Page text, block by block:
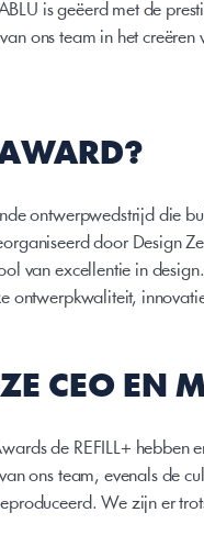
is geëerd met de
ons team in het
ontwerpwedstrijd die
door Design
van excellentie in
ontwerpkwaliteit,
CEO EN
de REFILL+ hebben
ons team, evenals de
We zijn er